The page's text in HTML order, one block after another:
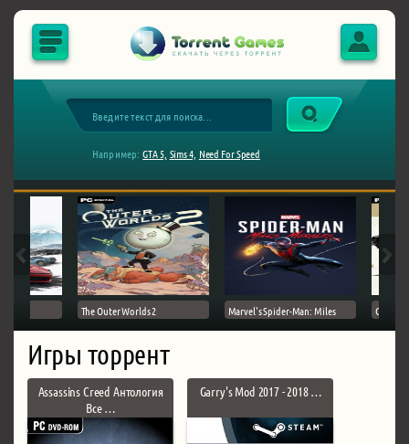
Например: GTA 5, Sims 4, Need For Speed
The Outer Worlds 2 Marvel's Spider-Man: Miles Ghost
Игры торрент
Assassins Creed Антология
Все …
Garry's Mod 2017 - 2018 …